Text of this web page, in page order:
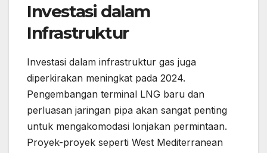
Investasi dalam
Infrastruktur
Investasi dalam infrastruktur gas juga
diperkirakan meningkat pada 2024.
Pengembangan terminal LNG baru dan
perluasan jaringan pipa akan sangat penting
untuk mengakomodasi lonjakan permintaan.
Proyek-proyek seperti West Mediterranean